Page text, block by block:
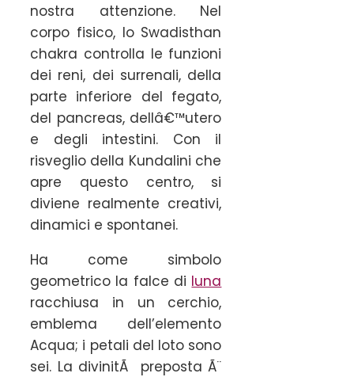
nostra attenzione. Nel
corpo fisico, lo Swadisthan
chakra controlla le funzioni
dei reni, dei surrenali, della
parte inferiore del fegato,
del pancreas, dellâ€™utero
e degli intestini. Con il
risveglio della Kundalini che
apre questo centro, si
diviene realmente creativi,
dinamici e spontanei.
Ha come simbolo
geometrico la falce di luna
racchiusa in un cerchio,
emblema dell’elemento
Acqua; i petali del loto sono
sei. La divinitÃ preposta Ã¨